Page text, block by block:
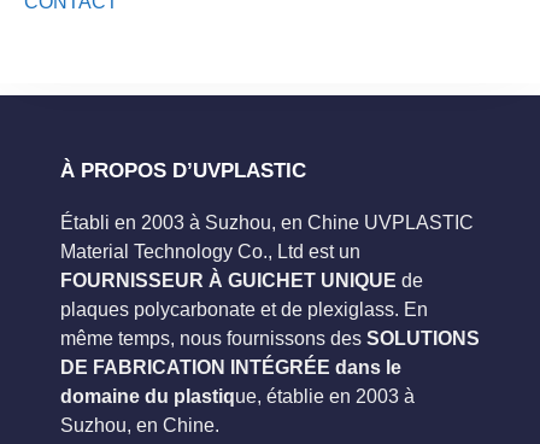
À PROPOS D’UVPLASTIC
Établi en 2003 à Suzhou, en Chine UVPLASTIC
Material Technology Co., Ltd est un
FOURNISSEUR À GUICHET UNIQUE de
plaques polycarbonate et de plexiglass. En
même temps, nous fournissons des SOLUTIONS
DE FABRICATION INTÉGRÉE dans le
domaine du plastique, établie en 2003 à
Suzhou, en Chine.